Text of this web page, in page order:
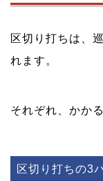
区切り打ちは、
れます。
それぞれ、かか
区切り打ちの3